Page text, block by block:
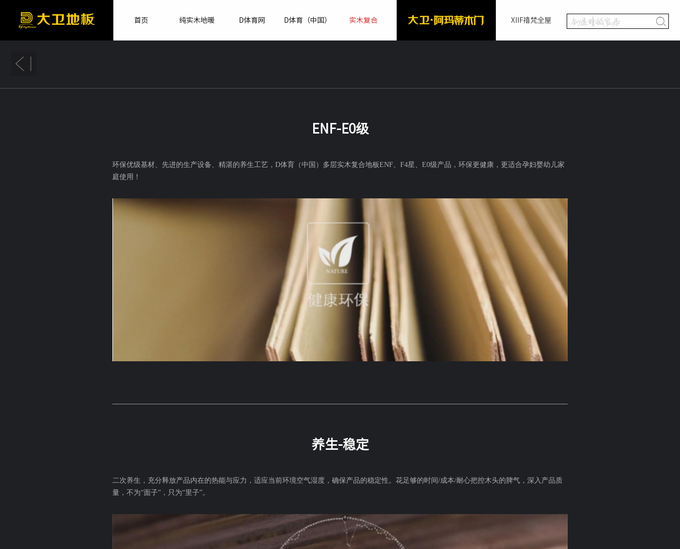
首页 纯实木地暖 D体育网 D体育（中国） 实木复合 XIIF禧梵全屋
ENF-E0级
环保优级基材、先进的生产设备、精湛的养生工艺，D体育（中国）多层实木复合地板ENF、 F4星 、 E0级产品，环保更健康 ，更适合孕妇婴幼儿家
庭使用！
养生-稳定
二次养生，充分释放产品内在的热能与应力，适应当前环境空气湿度，确保产品的稳定性。花足够的时间/成本/耐心把控木头的脾气，深入产品质
量，不为“面子”，只为“里子”。